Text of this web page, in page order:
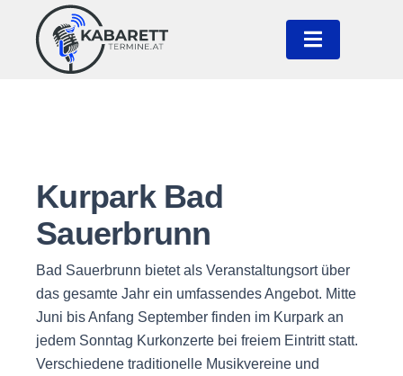
Kurpark Bad
Sauerbrunn
Bad Sauerbrunn bietet als Veranstaltungsort über
das gesamte Jahr ein umfassendes Angebot. Mitte
Juni bis Anfang September finden im Kurpark an
jedem Sonntag Kurkonzerte bei freiem Eintritt statt.
Verschiedene traditionelle Musikvereine und